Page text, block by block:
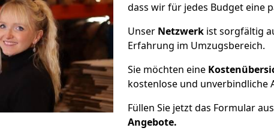
dass wir für jedes Budget eine
Unser Netzwerk ist sorgfältig
Erfahrung im Umzugsbereich.
Sie möchten eine
kostenlose und unverbindliche
Füllen Sie jetzt das Formular
Angebote.